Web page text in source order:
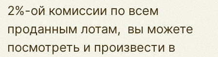
2%-ой комиссии по всем
проданным лотам, вы можете
посмотреть и произвести в